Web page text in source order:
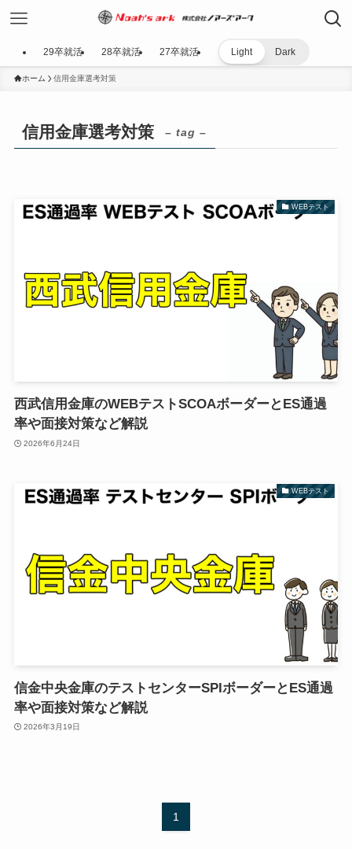
29卒就活 28卒就活 27卒就活 Light Dark
ホーム 信用金庫選考対策
信用金庫選考対策 – tag –
WEBテスト
西武信用金庫のWEBテストSCOAボーダーとES通過
率や面接対策など解説
2026年6月24日
WEBテスト
信金中央金庫のテストセンターSPIボーダーとES通過
率や面接対策など解説
2026年3月19日
1